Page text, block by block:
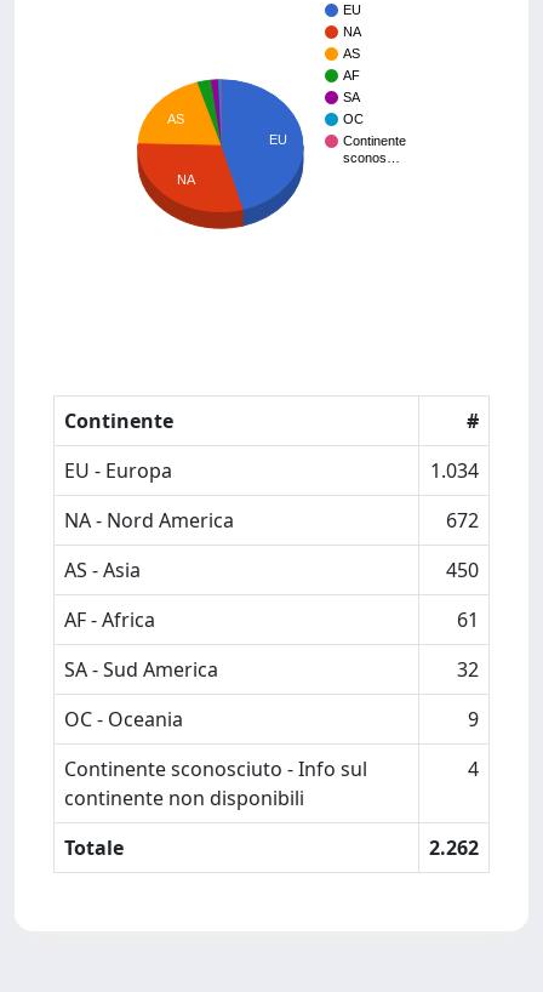
EU
NA
AS
AF
SA
OC
Continente
sconos…
EU
AS
NA
Continente
#
EU - Europa
1.034
NA - Nord America
672
AS - Asia
450
AF - Africa
61
SA - Sud America
32
OC - Oceania
9
Continente sconosciuto - Info sul
continente non disponibili
4
Totale 2.262